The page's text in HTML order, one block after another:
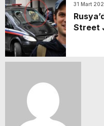
31 Mart
Street